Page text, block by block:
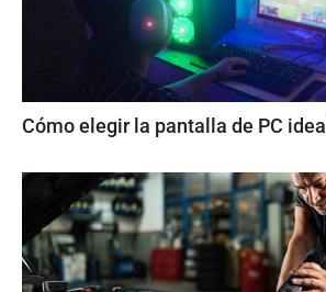
Cómo elegir la pantalla de PC ideal